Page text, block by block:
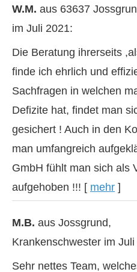
W.M. aus 63637
im Juli 2021:
Die Beratung ihrerseits
finde ich ehrlich und
Sachfragen in welchen
Defizite hat, findet man
gesichert ! Auch in den
man umfangreich
GmbH fühlt man sich als
aufgehoben !!! [ mehr ]
M.B. aus Jossgrund,
Krankenschwester im
Sehr nettes Team,